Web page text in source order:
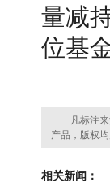
量减
位基
凡标注来源
产品，版权
相关新闻：